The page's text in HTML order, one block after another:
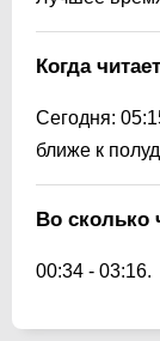
Когда
Сегодня:
ближе к
Во сколько
00:34 - 03:16.